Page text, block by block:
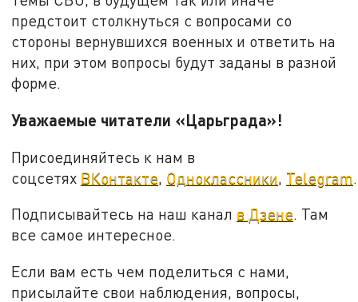
предстоит столкнуться с вопросами со
стороны вернувшихся военных и ответить на
них, при этом вопросы будут заданы в разной
форме.
Уважаемые читатели «Царьграда»!
Присоединяйтесь к нам в
соцсетях ВКонтакте Одноклассники Telegram
Подписывайтесь на наш канал в Дзене. Там
все самое интересное.
Если вам есть чем поделиться с нами,
присылайте свои наблюдения, вопросы,